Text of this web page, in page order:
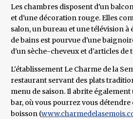
Les chambres disposent d'un
et d'une décoration rouge. Elles
salon, un bureau et une télévision à
de bains est pourvue d'une
d'un sèche-cheveux et d'articles de
L'établissement Le Charme de la
restaurant servant des plats
menu de saison. Il abrite
bar, où vous pourrez vous
boisson (